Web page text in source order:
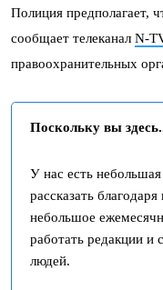
Полиция предполагает,
сообщает телеканал N-
правоохранительных
Поскольку вы
У нас есть
рассказать
небольшое
работать редакции и
людей.